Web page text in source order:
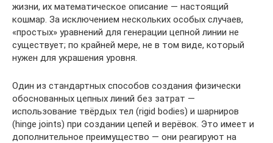
жизни, их математическое описание — настоящий
кошмар. За исключением нескольких особых случаев,
«простых» уравнений для генерации цепной линии не
существует; по крайней мере, не в том виде, который
нужен для украшения уровня.
Один из стандартных способов создания физически
обоснованных цепных линий без затрат —
использование твёрдых тел (rigid bodies) и шарниров
(hinge joints) при создании цепей и верёвок. Это имеет и
дополнительное преимущество — они реагируют на